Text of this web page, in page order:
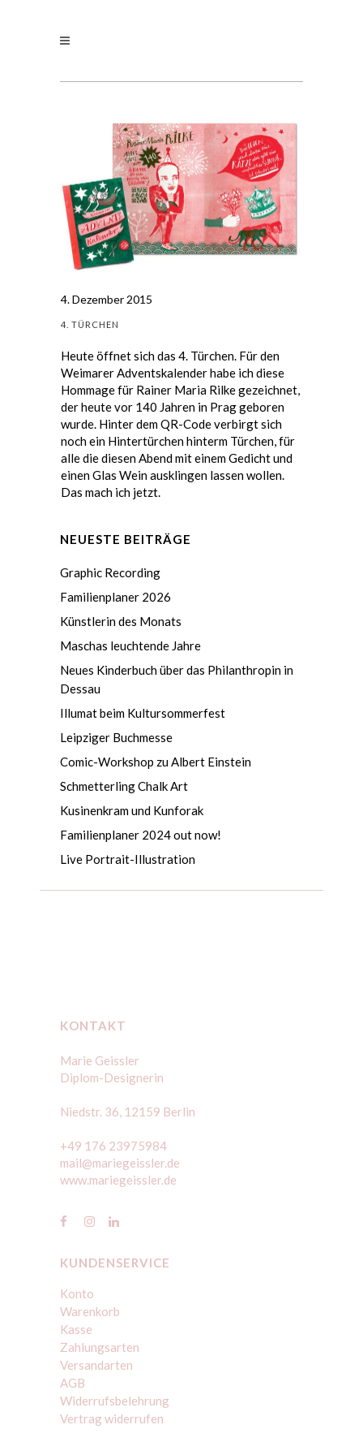
4. Dezember 2015
4. TÜRCHEN
Heute öffnet sich das 4. Türchen. Für den
Weimarer Adventskalender habe ich diese
Hommage für Rainer Maria Rilke gezeichnet,
der heute vor 140 Jahren in Prag geboren
wurde. Hinter dem QR-Code verbirgt sich
noch ein Hintertürchen hinterm Türchen, für
alle die diesen Abend mit einem Gedicht und
einen Glas Wein ausklingen lassen wollen.
Das mach ich jetzt.
NEUESTE BEITRÄGE
Graphic Recording
Familienplaner 2026
Künstlerin des Monats
Maschas leuchtende Jahre
Neues Kinderbuch über das Philanthropin in
Dessau
Illumat beim Kultursommerfest
Leipziger Buchmesse
Comic-Workshop zu Albert Einstein
Schmetterling Chalk Art
Kusinenkram und Kunforak
Familienplaner 2024 out now!
Live Portrait-Illustration
KONTAKT
Marie Geissler
Diplom-Designerin
Niedstr. 36, 12159 Berlin
+49 176 23975984
mail@mariegeissler.de
www.mariegeissler.de
KUNDENSERVICE
Konto
Warenkorb
Kasse
Zahlungsarten
Versandarten
AGB
Widerrufsbelehrung
Vertrag widerrufen